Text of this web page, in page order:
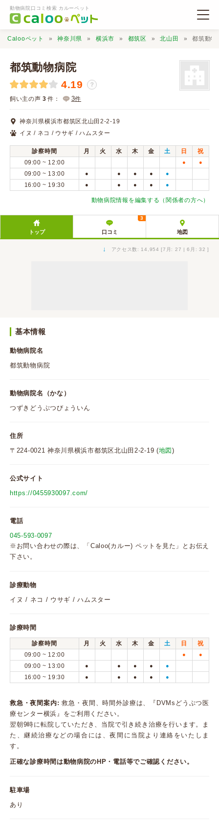
動物病院口コミ検索 カルーペット
動物病院検索
口コミ検索
Calooペットとは？
口コミ投稿
Calooペット 神奈川県 横浜市 都筑区 北山田 都筑動物
都筑動物病院
4.19 ？
飼い主の声 3 件： 3件
神奈川県横浜市都筑区北山田2-2-19
イヌ / ネコ / ウサギ / ハムスター
診察時間 月 火 水 木 金 土 日
祝
09:00 ~ 12:00
● ●
09:00 ~ 13:00 ● ● ● ● ●
16:00 ~ 19:30 ● ● ● ● ●
動物病院情報を編集する（関係者の方へ）
トップ 口コミ
3
地図
↓ アクセス数: 14,954 [7月: 27 | 6月: 32 ]
基本情報
動物病院名
都筑動物病院
動物病院名（かな）
つずきどうぶつびょういん
住所
〒224-0021 神奈川県横浜市都筑区北山田2-2-19 (地図)
公式サイト
https://0455930097.com/
電話
045-593-0097
※お問い合わせの際は、「Caloo(カルー) ペットを見た」とお伝え
下さい。
診療動物
イヌ / ネコ / ウサギ / ハムスター
診療時間
診察時間 月 火 水 木 金 土 日
祝
09:00 ~ 12:00
● ●
09:00 ~ 13:00 ● ● ● ● ●
16:00 ~ 19:30 ● ● ● ● ●
救急・夜間案内:救急・夜間、時間外診療は、『DVMsどうぶつ医
療センター横浜』をご利用ください。
翌朝9時に転院していただき、当院で引き続き治療を行います。ま
た、継続治療などの場合には、夜間に当院より連絡をいたしま
す。
正確な診療時間は動物病院のHP・電話等でご確認ください。
駐車場
あり